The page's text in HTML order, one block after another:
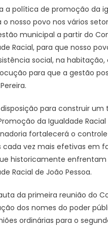
a política de promoção da
nosso povo nos vários
municipal a partir do
Racial, para que nosso
social, na
para que a gestão
disposição para construir
da Igualdade
fortalecerá o
vez mais efetivas em
historicamente enfrentam
Racial de João Pessoa.
da primeira reunião do
dos nomes do poder
ordinárias para o